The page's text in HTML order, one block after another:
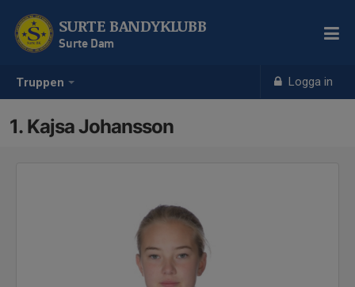
Truppen Logga in
SURTE BANDYKLUBB
Surte Dam
1. Kajsa Johansson